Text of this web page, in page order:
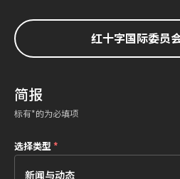
红十字国际委员
简报
标有*的为必填项
选择类型*